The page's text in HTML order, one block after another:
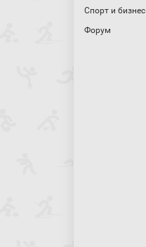
Спорт и бизнес
Форум